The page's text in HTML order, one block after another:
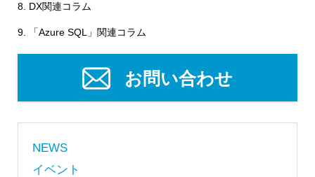
8. DX関連コラム
9. 「Azure SQL」関連コラム
お問い合わせ
NEWS
イベント